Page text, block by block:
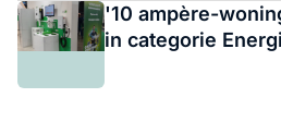
'10 ampère-
in categorie